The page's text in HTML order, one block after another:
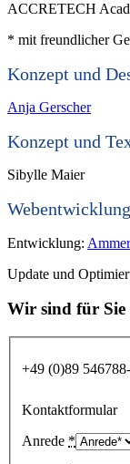
ACCRETECH
* mit freundlicher
Konzept und
Anja Gerscher
Konzept und
Sibylle Maier
Entwicklung:
Update und
Wir sind für Sie
+49 (0)89
Kontaktformular
Anrede *